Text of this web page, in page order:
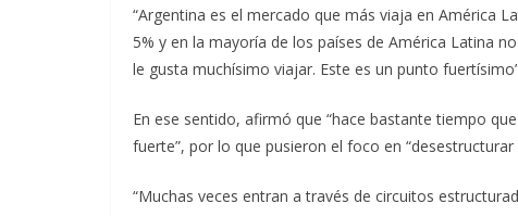
“Argentina es el mercado que más viaja en América
5% y en la mayoría de los países de América Latina
le gusta muchísimo viajar. Este es un punto
En ese sentido, afirmó que “hace bastante tiempo
fuerte”, por lo que pusieron el foco en
“Muchas veces entran a través de circuitos